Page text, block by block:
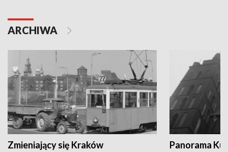
ARCHIWA
Zmieniający się Kraków Panorama